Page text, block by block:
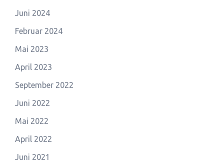
Juni 2024
Februar 2024
Mai 2023
April 2023
September 2022
Juni 2022
Mai 2022
April 2022
Juni 2021